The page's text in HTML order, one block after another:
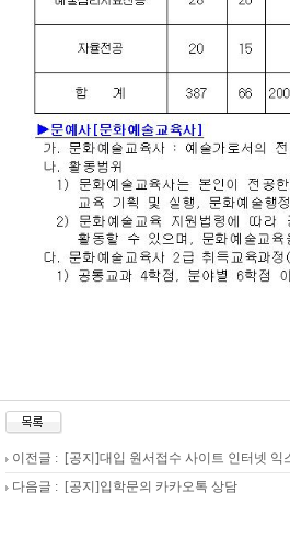
이전글 : [공지]대입 원서접수 사이트 인터넷 익
다음글 : [공지]입학문의 카카오톡 상담